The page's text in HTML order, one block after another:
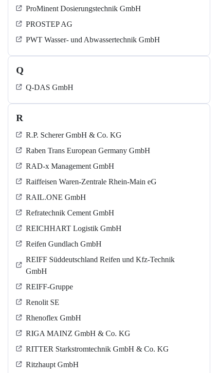
ProMinent Dosierungstechnik GmbH
PROSTEP AG
PWT Wasser- und Abwassertechnik GmbH
Q
Q-DAS GmbH
R
R.P. Scherer GmbH & Co. KG
Raben Trans European Germany GmbH
RAD-x Management GmbH
Raiffeisen Waren-Zentrale Rhein-Main eG
RAIL.ONE GmbH
Refratechnik Cement GmbH
REICHHART Logistik GmbH
Reifen Gundlach GmbH
REIFF Süddeutschland Reifen und Kfz-Technik
GmbH
REIFF-Gruppe
Renolit SE
Rhenoflex GmbH
RIGA MAINZ GmbH & Co. KG
RITTER Starkstromtechnik GmbH & Co. KG
Ritzhaupt GmbH